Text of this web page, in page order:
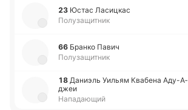
23 Юстас Ла­си­цкас
Полузащитник
66 Бранко Павич
Полузащитник
18 Да­ниэль Уильям Ква­бе­на Аду­-А­
джеи
Нападающий